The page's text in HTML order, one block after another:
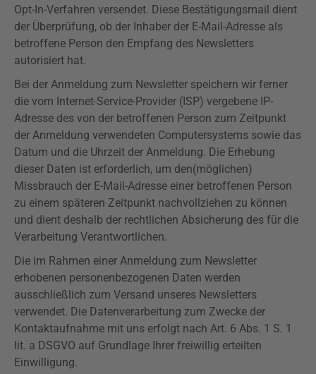
Opt-In-Verfahren versendet. Diese Bestätigungsmail dient
der Überprüfung, ob der Inhaber der E-Mail-Adresse als
betroffene Person den Empfang des Newsletters
autorisiert hat.
Bei der Anmeldung zum Newsletter speichern wir ferner
die vom Internet-Service-Provider (ISP) vergebene IP-
Adresse des von der betroffenen Person zum Zeitpunkt
der Anmeldung verwendeten Computersystems sowie das
Datum und die Uhrzeit der Anmeldung. Die Erhebung
dieser Daten ist erforderlich, um den(möglichen)
Missbrauch der E-Mail-Adresse einer betroffenen Person
zu einem späteren Zeitpunkt nachvollziehen zu können
und dient deshalb der rechtlichen Absicherung des für die
Verarbeitung Verantwortlichen.
Die im Rahmen einer Anmeldung zum Newsletter
erhobenen personenbezogenen Daten werden
ausschließlich zum Versand unseres Newsletters
verwendet. Die Datenverarbeitung zum Zwecke der
Kontaktaufnahme mit uns erfolgt nach Art. 6 Abs. 1 S. 1
lit. a DSGVO auf Grundlage Ihrer freiwillig erteilten
Einwilligung.